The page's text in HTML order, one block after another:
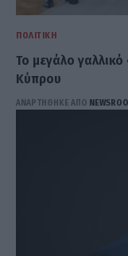
ΠΟΛΙΤΙΚΉ
Το μεγάλο
Κύπρου
ΑΝΑΡΤΗΘΗΚΕ ΑΠΟ